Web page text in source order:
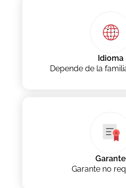
Idioma
Depende de la
Garante
Garante no